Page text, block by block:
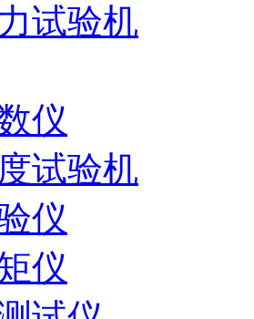
试验机
仪
试验机
仪
仪